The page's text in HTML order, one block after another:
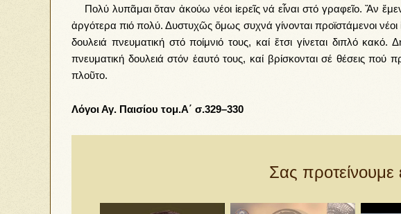
Πολύ λυπᾶμαι ὅταν ἀκούω νέοι ἱερεῖς νά εἶναι στό γραφεῖο. Ἄν
ἀργότερα πιό πολύ. Δυστυχῶς ὅμως συχνά γίνονται προϊστάμενοι
δουλειά πνευματική στό ποίμνιό τους, καί ἔτσι γίνεται διπλό
πνευματική δουλειά στόν ἑαυτό τους, καί βρίσκονται σέ θέσεις
πλοῦτο.
Λόγοι Αγ. Παισίου τομ.Α΄ σ.329–330
Σας προτείνουμε